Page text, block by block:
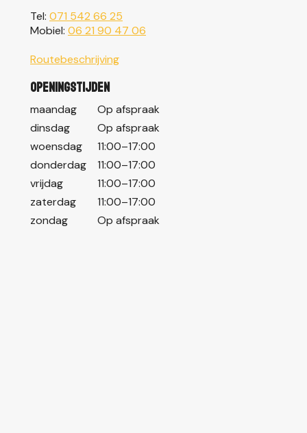
Tel: 071 542 66 25
Mobiel: 06 21 90 47 06
Routebeschrijving
Openingstijden
maandag
Op afspraak
dinsdag
Op afspraak
woensdag
11:00–17:00
donderdag
11:00–17:00
vrijdag
11:00–17:00
zaterdag
11:00–17:00
zondag
Op afspraak